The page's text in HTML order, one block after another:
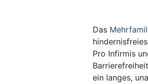
Das
Pro Infirmis
ein langes,